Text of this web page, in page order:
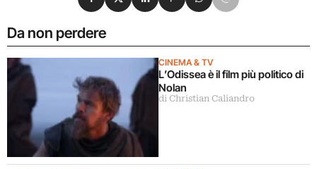
Da non perdere
CINEMA & TV
L’Odissea è il film più politico di
Nolan
di Christian Caliandro